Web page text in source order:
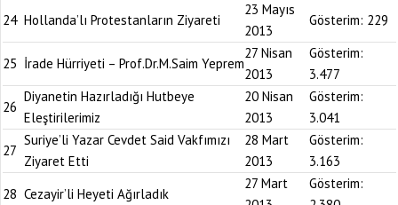
24 Hollanda’lı Protestanların Ziyareti
23 Mayıs
2013
Gösterim: 229
25 İrade Hürriyeti – Prof.Dr.M.Saim Yeprem
27 Nisan
2013
Gösterim:
3.477
26
Diyanetin Hazırladığı Hutbeye
Eleştirilerimiz
20 Nisan
2013
Gösterim:
3.041
27
Suriye’li Yazar Cevdet Said Vakfımızı
Ziyaret Etti
28 Mart
2013
Gösterim:
3.163
28 Cezayir’li Heyeti Ağırladık
27 Mart
Gösterim: